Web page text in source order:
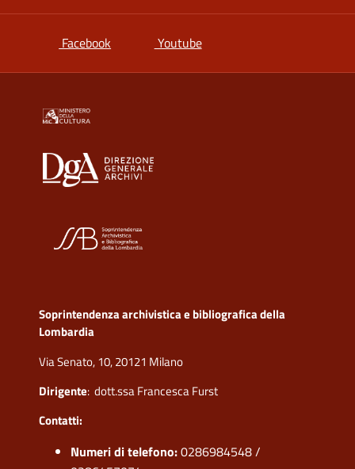
Facebooksi apre in una nuova scheda
Youtubesi apre in una nuova scheda
Soprintendenza archivistica e bibliografica della
Lombardia
Via Senato, 10, 20121 Milano
Dirigente: dott.ssa Francesca Furst
Contatti:
Numeri di telefono:0286984548 /